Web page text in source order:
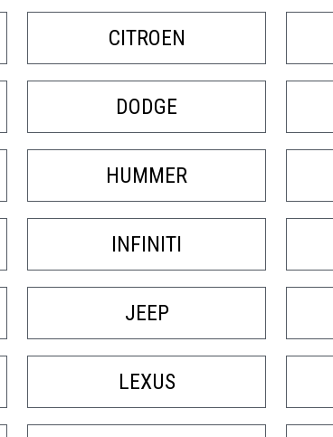
CITROEN
DODGE
HUMMER
INFINITI
JEEP
LEXUS